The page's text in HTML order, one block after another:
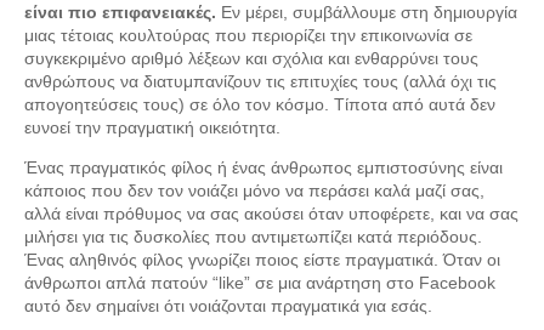
είναι πιο επιφανειακές. Εν μέρει, συμβάλλουμε στη δημιουργία
μιας τέτοιας κουλτούρας που περιορίζει την επικοινωνία σε
συγκεκριμένο αριθμό λέξεων και σχόλια και ενθαρρύνει τους
ανθρώπους να διατυμπανίζουν τις επιτυχίες τους (αλλά όχι τις
απογοητεύσεις τους) σε όλο τον κόσμο. Τίποτα από αυτά δεν
ευνοεί την πραγματική οικειότητα.
Ένας πραγματικός φίλος ή ένας άνθρωπος εμπιστοσύνης είναι
κάποιος που δεν τον νοιάζει μόνο να περάσει καλά μαζί σας,
αλλά είναι πρόθυμος να σας ακούσει όταν υποφέρετε, και να σας
μιλήσει για τις δυσκολίες που αντιμετωπίζει κατά περιόδους.
Ένας αληθινός φίλος γνωρίζει ποιος είστε πραγματικά. Όταν οι
άνθρωποι απλά πατούν “like” σε μια ανάρτηση στο Facebook
αυτό δεν σημαίνει ότι νοιάζονται πραγματικά για εσάς.